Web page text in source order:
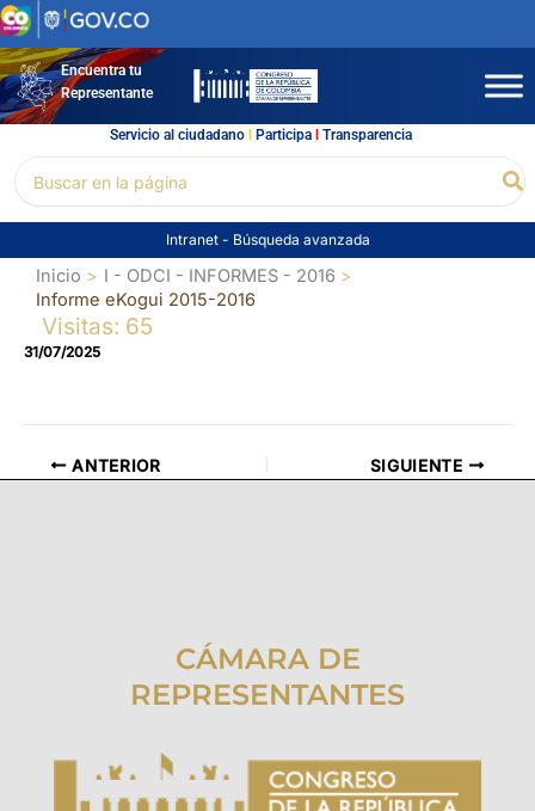
Ir
al
contenidoEncuentra tu
Representante
Servicio al ciudadano l Participal Transparencia
por:
Intranet - Búsqueda avanzada
Inicio
I - ODCI - INFORMES - 2016
Informe eKogui 2015-2016
Visitas: 65
31/07/2025
ANTERIOR SIGUIENTE
CÁMARA DE
REPRESENTANTES